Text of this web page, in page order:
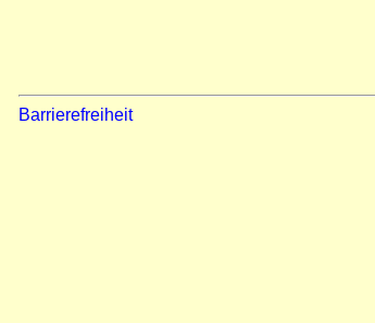
Barrierefreiheit